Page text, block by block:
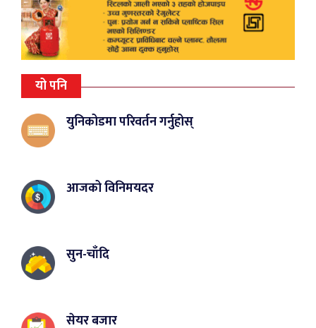
यो पनि
युनिकोडमा परिवर्तन गर्नुहोस्
आजको विनिमयदर
सुन-चाँदि
सेयर बजार